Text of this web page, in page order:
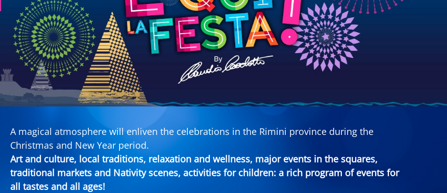
A magical atmosphere will enliven the celebrations in the Rimini province during the
Christmas and New Year period.
Art and culture, local traditions, relaxation and wellness, major events in the squares,
traditional markets and Nativity scenes, activities for children: a rich program of events for
all tastes and all ages!